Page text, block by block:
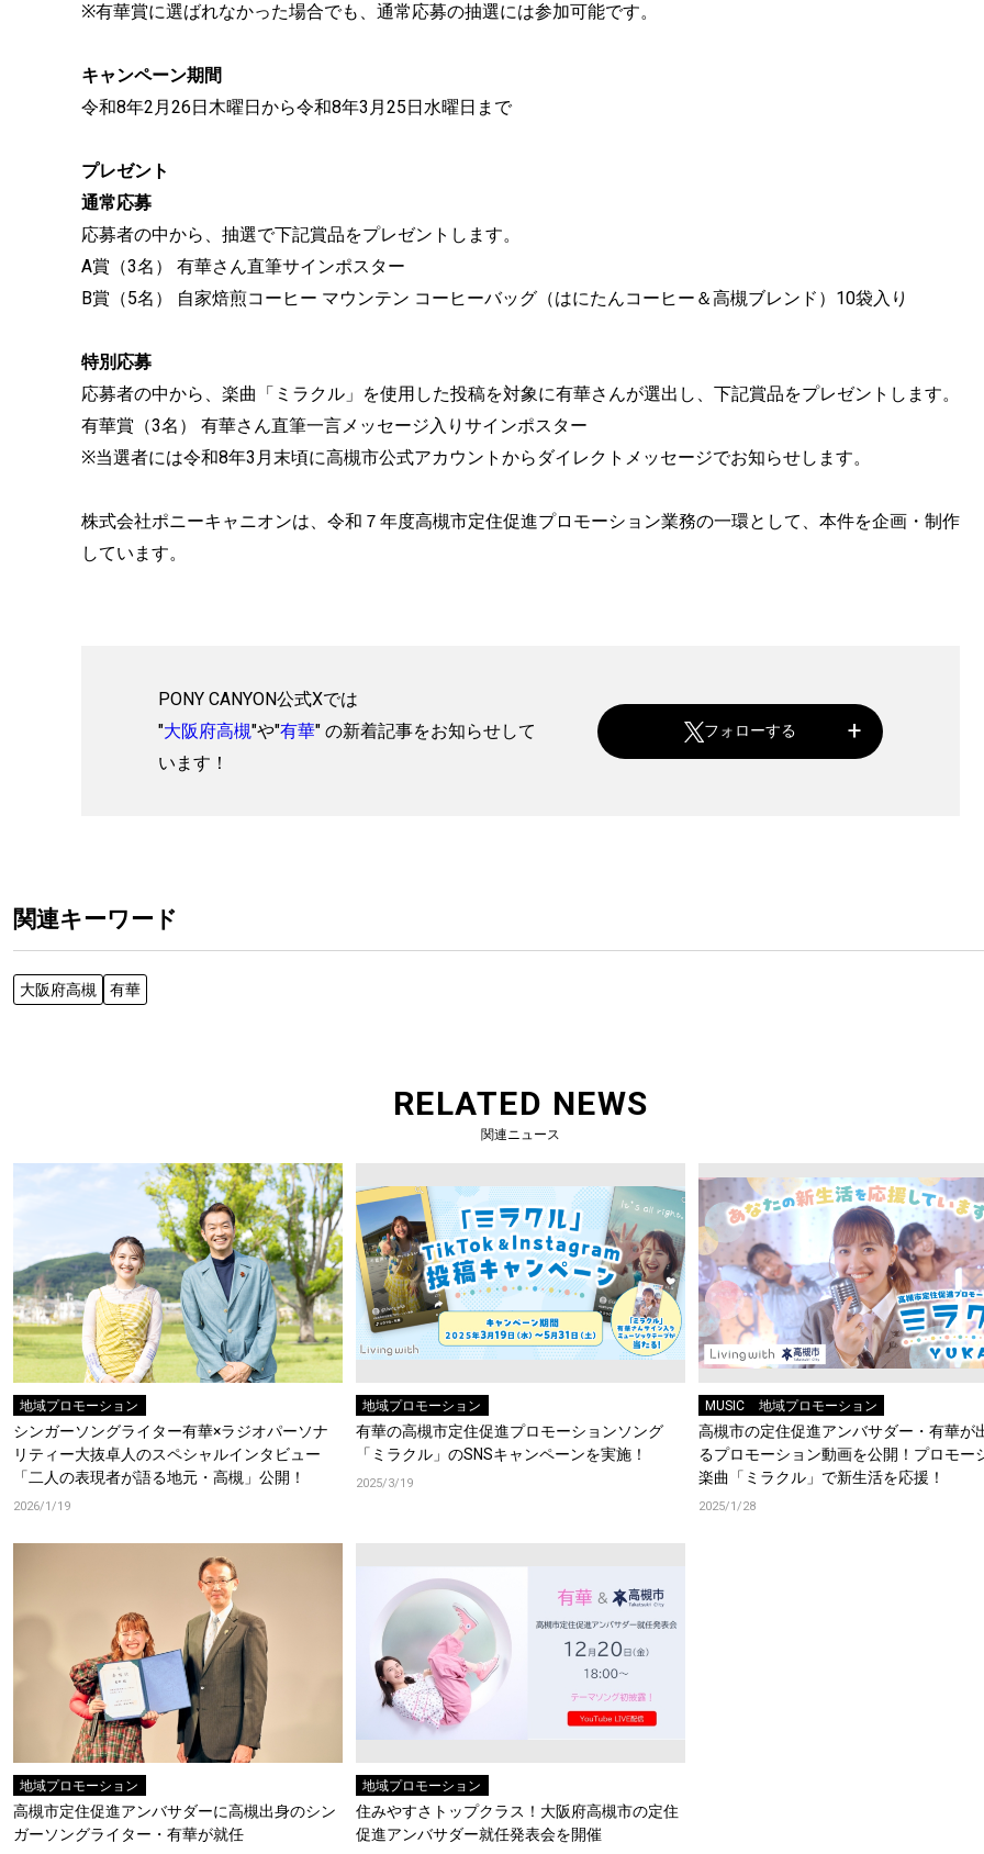
※有華賞に選ばれなかった場合でも、通常応募の抽選には参加可能です。
キャンペーン期間
令和8年2月26日木曜日から令和8年3月25日水曜日まで
プレゼント
通常応募
応募者の中から、抽選で下記賞品をプレゼントします。
A賞（3名） 有華さん直筆サインポスター
B賞（5名） 自家焙煎コーヒー マウンテン コーヒーバッグ（はにたんコーヒー＆高槻ブレンド）10袋入り
特別応募
応募者の中から、楽曲「ミラクル」を使用した投稿を対象に有華さんが選出し、下記賞品をプレゼントします。
有華賞（3名） 有華さん直筆一言メッセージ入りサインポスター
※当選者には令和8年3月末頃に高槻市公式アカウントからダイレクトメッセージでお知らせします。
株式会社ポニーキャニオンは、令和７年度高槻市定住促進プロモーション業務の一環として、本件を企画・制作
しています。
PONY CANYON公式Xでは
"大阪府高槻"や"有華" の新着記事をお知らせして
います！
フォローする
関連キーワード
大阪府高槻 有華
RELATED NEWS
関連ニュース
地域プロモーション
シンガーソングライター有華×ラジオパーソナ
リティー大抜卓人のスペシャルインタビュー
「二人の表現者が語る地元・高槻」公開！
2026/1/19
地域プロモーション
有華の高槻市定住促進プロモーションソング
「ミラクル」のSNSキャンペーンを実施！
2025/3/19
MUSIC 地域プロモーション
高槻市の定住促進アンバサダー・有華が
るプロモーション動画を公開！プロモー
楽曲「ミラクル」で新生活を応援！
2025/1/28
地域プロモーション
高槻市定住促進アンバサダーに高槻出身のシン
ガーソングライター・有華が就任
地域プロモーション
住みやすさトップクラス！大阪府高槻市の定住
促進アンバサダー就任発表会を開催